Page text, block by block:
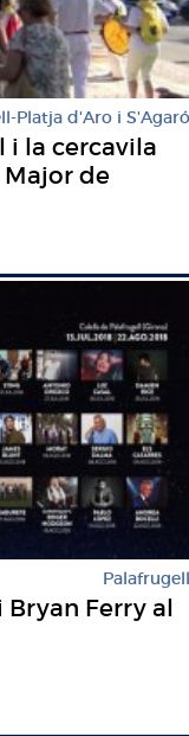
Platja d'Aro i S'Agaró
i la cercavila
de
Palafrugell
Bryan Ferry al